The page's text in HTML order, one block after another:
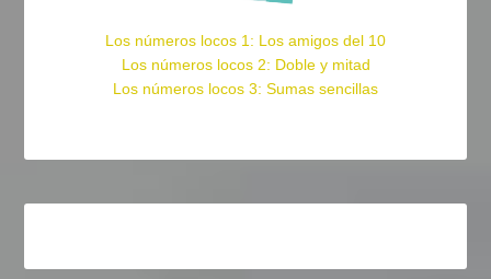
Los números locos 1: Los amigos del 10
Los números locos 2: Doble y mitad
Los números locos 3: Sumas sencillas